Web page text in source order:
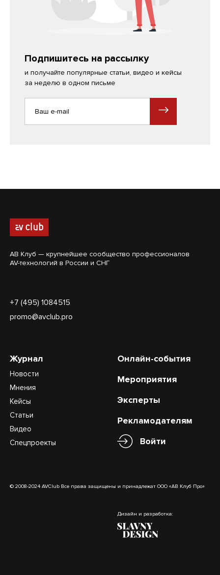
Подпишитесь на рассылку
и получайте популярные статьи, видео и кейсы
за неделю в одном письме
АВ Клуб — крупнейшее сообщество профессионалов
AV-технологий в России и СНГ
+7 (495) 1084515
promo@avclub.pro
Журнал
Новости
Мнения
Кейсы
Статьи
Видео
Спецпроекты
Онлайн-события
Мероприятия
Эксперты
Рекламодателям
Войти
© 2008-2024 AVClub Все права защищены и принадлежат ООО «АВ Клуб Про»
Дизайн и разработка: